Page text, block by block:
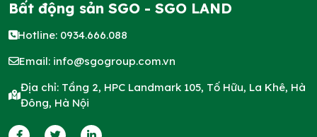
Bất động sản SGO - SGO LAND
Hotline: 0934.666.088
Email: info@sgogroup.com.vn
Địa chỉ: Tầng 2, HPC Landmark 105, Tố Hữu, La Khê, Hà
Đông, Hà Nội